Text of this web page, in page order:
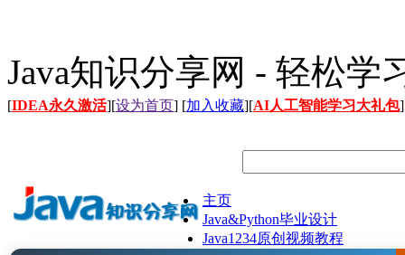
Java知识分享网 - 轻松学
[IDEA永久激活][设为首页] [加入收藏][AI人工智能学习大礼包]
主页
Java&Python毕业设计
Java1234原创视频教程